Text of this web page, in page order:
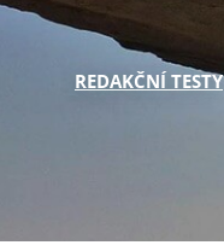
REDAKČNÍ TESTY